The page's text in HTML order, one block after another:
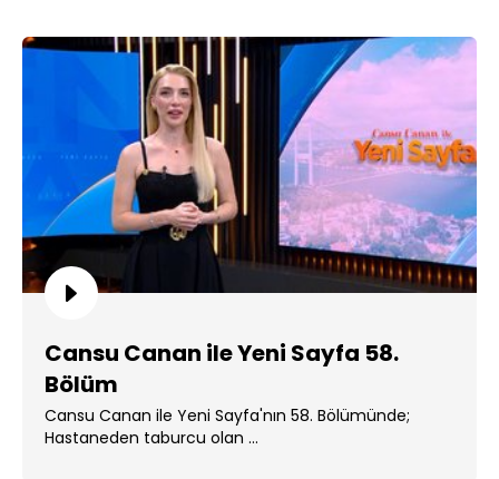
Cansu Canan ile Yeni Sayfa 58.
Bölüm
Cansu Canan ile Yeni Sayfa'nın 58. Bölümünde;
Hastaneden taburcu olan ...